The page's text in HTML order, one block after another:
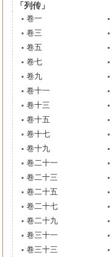
「列传」
卷一
卷三
卷五
卷七
卷九
卷十一
卷十三
卷十五
卷十七
卷十九
卷二十一
卷二十三
卷二十五
卷二十七
卷二十九
卷三十一
卷三十三